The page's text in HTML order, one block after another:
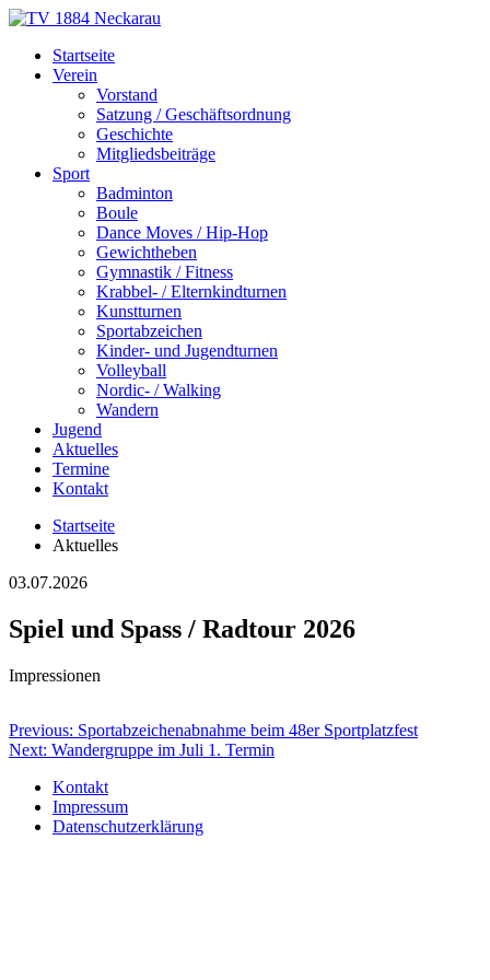
Skip
content
TV 1884 Neckarau
Turnverein 1884 e.V. Mannheim-Neckarau
Startseite
Verein
Vorstand
Satzung / Geschäftsordnung
Geschichte
Mitgliedsbeiträge
Sport
Badminton
Boule
Dance Moves / Hip-Hop
Gewichtheben
Gymnastik / Fitness
Krabbel- / Elternkindturnen
Kunstturnen
Sportabzeichen
Kinder- und Jugendturnen
Volleyball
Nordic- / Walking
Wandern
Jugend
Aktuelles
Termine
Kontakt
Startseite
Aktuelles
03.07.2026
Spiel und Spass / Radtour 2026
Impressionen
Beitragsnavigation
Previous: Sportabzeichenabnahme beim 48er Sportplatzfest
Next: Wandergruppe im Juli 1. Termin
Kontakt
Impressum
Datenschutzerklärung